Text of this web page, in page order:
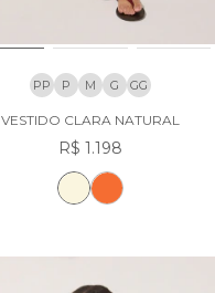
PP P M G GG
VESTIDO CLARA NATURAL
R$ 1.198